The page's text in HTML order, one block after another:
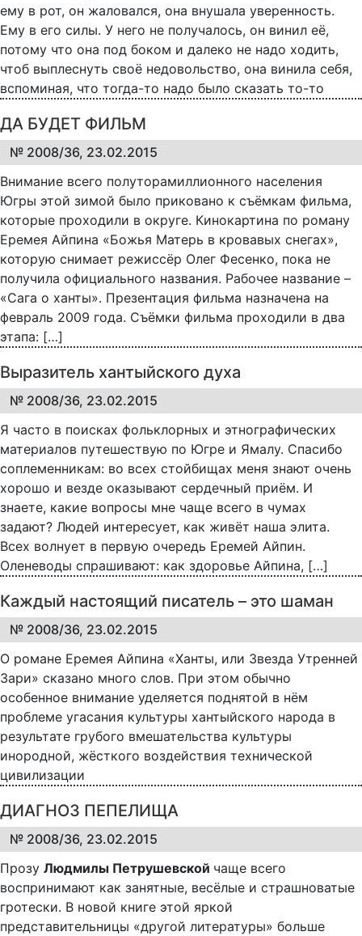
ему в рот, он жаловался, она внушала уверенность.
Ему в его силы. У него не получалось, он винил её,
потому что она под боком и далеко не надо ходить,
чтоб выплеснуть своё недовольство, она винила себя,
вспоминая, что тогда-то надо было сказать то-то
ДА БУДЕТ ФИЛЬМ
№ 2008/36, 23.02.2015
Внимание всего полуторамиллионного населения
Югры этой зимой было приковано к съёмкам фильма,
которые проходили в округе. Кинокартина по роману
Еремея Айпина «Божья Матерь в кровавых снегах»,
которую снимает режиссёр Олег Фесенко, пока не
получила официального названия. Рабочее название –
«Сага о ханты». Презентация фильма назначена на
февраль 2009 года. Съёмки фильма проходили в два
этапа: […]
Выразитель хантыйского духа
№ 2008/36, 23.02.2015
Я часто в поисках фольклорных и этнографических
материалов путешествую по Югре и Ямалу. Спасибо
соплеменникам: во всех стойбищах меня знают очень
хорошо и везде оказывают сердечный приём. И
знаете, какие вопросы мне чаще всего в чумах
задают? Людей интересует, как живёт наша элита.
Всех волнует в первую очередь Еремей Айпин.
Оленеводы спрашивают: как здоровье Айпина, […]
Каждый настоящий писатель – это шаман
№ 2008/36, 23.02.2015
О романе Еремея Айпина «Ханты, или Звезда Утренней
Зари» сказано много слов. При этом обычно
особенное внимание уделяется поднятой в нём
проблеме угасания культуры хантыйского народа в
результате грубого вмешательства культуры
инородной, жёсткого воздействия технической
цивилизации
ДИАГНОЗ ПЕПЕЛИЩА
№ 2008/36, 23.02.2015
Прозу Людмилы Петрушевской чаще всего
воспринимают как занятные, весёлые и страшноватые
гротески. В новой книге этой яркой
представительницы «другой литературы» больше